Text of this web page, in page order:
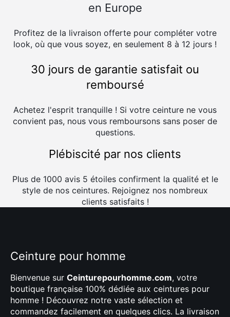
en Europe
Profitez de la livraison offerte pour compléter votre
look, où que vous soyez, en seulement 8 à 12 jours !
30 jours de garantie satisfait ou
remboursé
Achetez l'esprit tranquille ! Si votre ceinture ne vous
convient pas, nous vous remboursons sans poser de
questions.
Plébiscité par nos clients
Plus de 1000 avis 5 étoiles confirment la qualité et le
style de nos ceintures. Rejoignez nos nombreux
clients satisfaits !
Ceinture pour homme
Bienvenue sur Ceinturepourhomme.com, votre
boutique française 100% dédiée aux ceintures pour
homme ! Découvrez notre vaste sélection et
commandez facilement en quelques clics. La livraison